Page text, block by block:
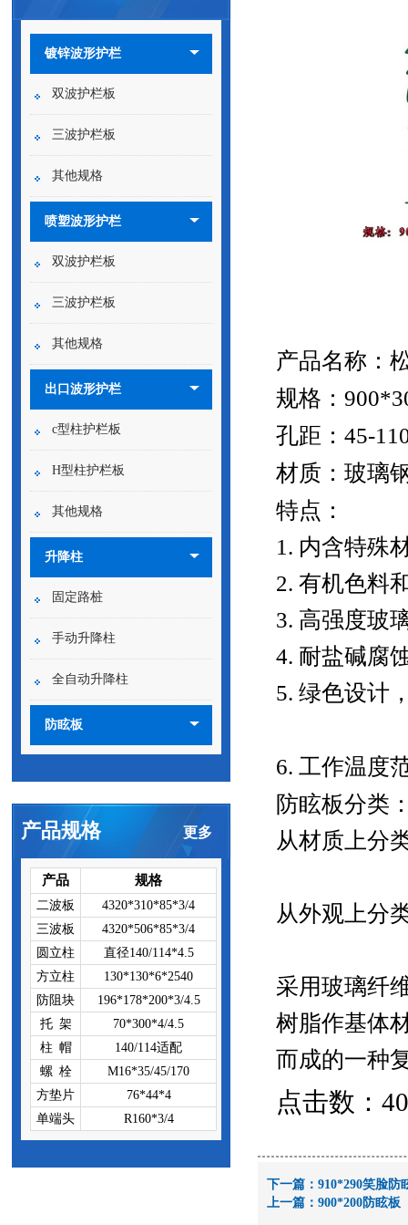
镀锌波形护栏
双波护栏板
三波护栏板
其他规格
喷塑波形护栏
双波护栏板
三波护栏板
其他规格
出口波形护栏
c型柱护栏板
H型柱护栏板
其他规格
升降柱
固定路桩
手动升降柱
全自动升降柱
防眩板
产品规格 更多
产品 规格
二波板
4320*310*85*3/4
三波板
4320*506*85*3/4
圆立柱
直径140/114*4.5
方立柱
130*130*6*2540
防阻块
196*178*200*3/4.5
托 架
70*300*4/4.5
柱 帽
140/114适配
螺 栓
M16*35/45/170
方垫片
76*44*4
单端头
R160*3/4
产品名称：
规格：
孔距： 45-
材质：玻璃
特点：
1. 内含特殊
2. 有机色料
3. 高强度玻
4. 耐盐碱腐
5. 绿色设计
6. 工作温度
防眩板分类
从材质上分
从外观上分
采用玻璃纤
树脂作基体
而成的一种
点击数：
下一篇： 910*290笑脸防
上一篇： 900*200防眩板